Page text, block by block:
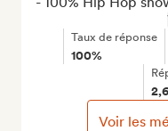
Taux de réponse
100%
Voir les